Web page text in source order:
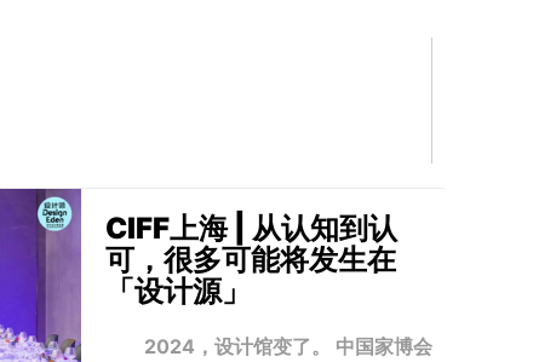
CIFF上海 | 从认知到认
可，很多可能将发生在
「设计源」
2024，设计馆变了。 中国家博会